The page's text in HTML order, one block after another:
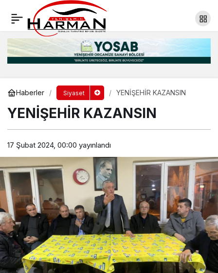
Haberler Siyaset YENİŞEHİR KAZANSIN
YENİŞEHİR KAZANSIN
17 Şubat 2024, 00:00 yayınlandı
CUMHUR İTTİFAKI TEK YÜREK
Yorum Yap Paylaş